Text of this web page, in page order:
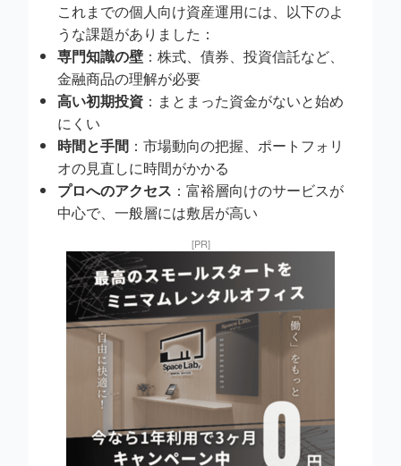
これまでの個人向け資産運用には、以下のよ
うな課題がありました：
専門知識の壁 ：株式、債券、投資信託など、
金融商品の理解が必要
高い初期投資 ：まとまった資金がないと始め
にくい
時間と手間 ：市場動向の把握、ポートフォリ
オの見直しに時間がかかる
プロへのアクセス ：富裕層向けのサービスが
中心で、一般層には敷居が高い
[PR]